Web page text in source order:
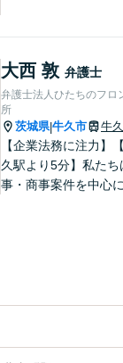
もっと身近に、相談を
気軽に」を心がけて
ので、お気軽にご相談
い。
大西 敦 弁護士
弁護士法人ひたちのフロ
所
茨城県|牛久市 牛
【企業法務に注力】
久駅より5分】私たち
事・商事案件を中心に
気軽にご相談くださ